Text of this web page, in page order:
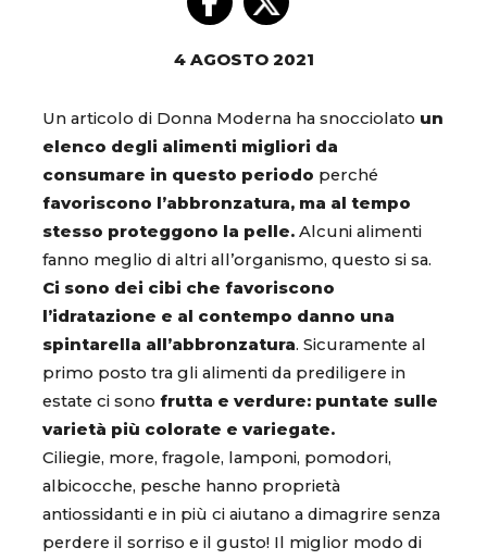
4 AGOSTO 2021
Un articolo di Donna Moderna ha snocciolato un
elenco degli alimenti migliori da
consumare in questo periodo perché
favoriscono l’abbronzatura, ma al tempo
stesso proteggono la pelle. Alcuni alimenti
fanno meglio di altri all’organismo, questo si sa.
Ci sono dei cibi che favoriscono
l’idratazione e al contempo danno una
spintarella all’abbronzatura. Sicuramente al
primo posto tra gli alimenti da prediligere in
estate ci sono frutta e verdure: puntate sulle
varietà più colorate e variegate.
Ciliegie, more, fragole, lamponi, pomodori,
albicocche, pesche hanno proprietà
antiossidanti e in più ci aiutano a dimagrire senza
perdere il sorriso e il gusto! Il miglior modo di